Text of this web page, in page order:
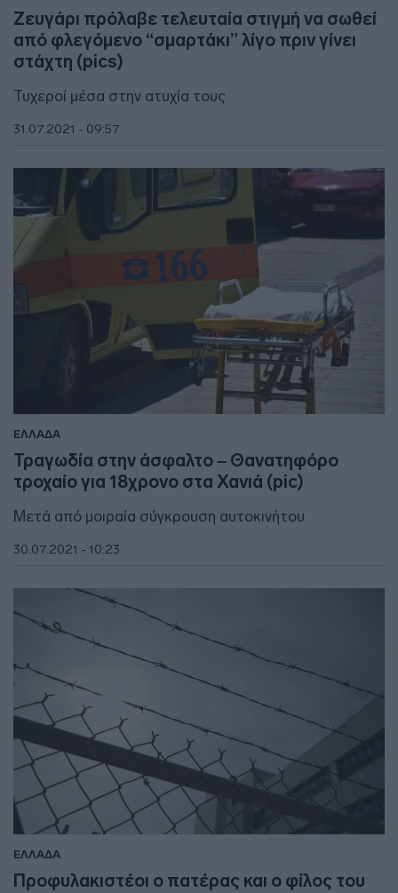
Ζευγάρι πρόλαβε τελευταία στιγμή να σωθεί
από φλεγόμενο “σμαρτάκι” λίγο πριν γίνει
στάχτη (pics)
Τυχεροί μέσα στην ατυχία τους
31.07.2021 - 09:57
ΕΛΛΑΔΑ
Τραγωδία στην άσφαλτο – Θανατηφόρο
τροχαίο για 18χρονο στα Χανιά (pic)
Μετά από μοιραία σύγκρουση αυτοκινήτου
30.07.2021 - 10:23
ΕΛΛΑΔΑ
Προφυλακιστέοι ο πατέρας και ο φίλος του